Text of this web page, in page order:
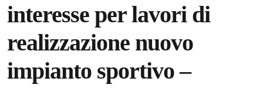
interesse per lavori di
realizzazione nuovo
impianto sportivo –